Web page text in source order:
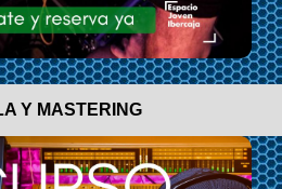
Y MASTERING